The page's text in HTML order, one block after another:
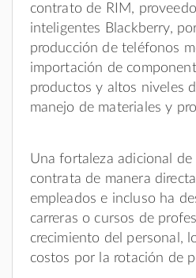
contrato de RIM,
inteligentes Blackberry,
producción de teléfonos
importación de
productos y altos niveles
manejo de materiales y
Una fortaleza adicional
contrata de manera
empleados e incluso ha
carreras o cursos de
crecimiento del personal,
costos por la rotación de